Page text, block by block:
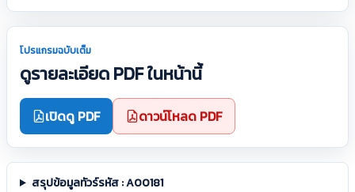
โปรแกรมฉบับเต็ม
ดูรายละเอียด PDF ในหน้านี้
เปิดดู PDF ดาวน์โหลด PDF
สรุปข้อมูลทัวร์รหัส : A00181